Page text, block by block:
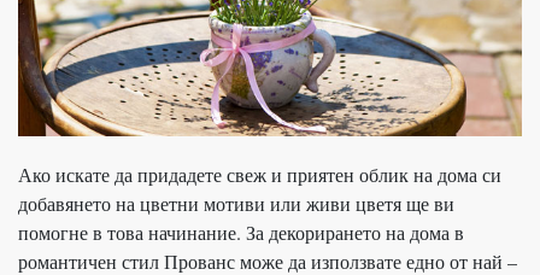
Ако искате да придадете свеж и приятен облик на дома си
добавянето на цветни мотиви или живи цветя ще ви
помогне в това начинание. За декорирането на дома в
романтичен стил Прованс може да използвате едно от най –